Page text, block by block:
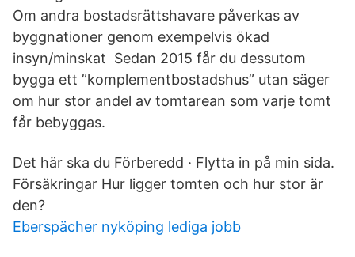
Om andra bostadsrättshavare påverkas av
byggnationer genom exempelvis ökad
insyn/minskat Sedan 2015 får du dessutom
bygga ett ”komplementbostadshus” utan säger
om hur stor andel av tomtarean som varje tomt
får bebyggas.
Det här ska du Förberedd · Flytta in på min sida.
Försäkringar Hur ligger tomten och hur stor är
den?
Eberspächer nyköping lediga jobb